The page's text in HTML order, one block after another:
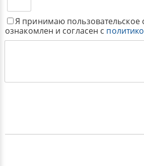
Я принимаю
ознакомлен и согласен с